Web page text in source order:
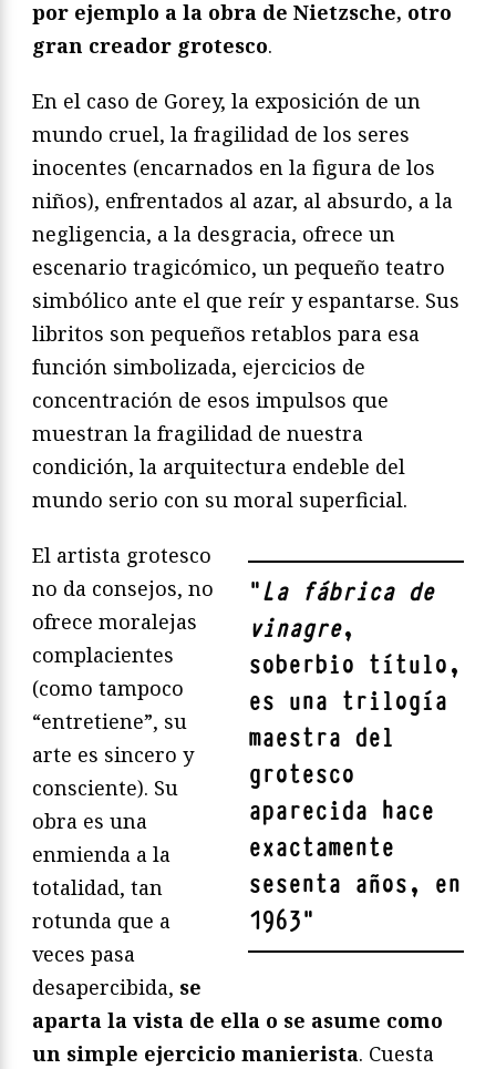
por ejemplo a la obra de Nietzsche, otro
gran creador grotesco.
En el caso de Gorey, la exposición de un
mundo cruel, la fragilidad de los seres
inocentes (encarnados en la figura de los
niños), enfrentados al azar, al absurdo, a la
negligencia, a la desgracia, ofrece un
escenario tragicómico, un pequeño teatro
simbólico ante el que reír y espantarse. Sus
libritos son pequeños retablos para esa
función simbolizada, ejercicios de
concentración de esos impulsos que
muestran la fragilidad de nuestra
condición, la arquitectura endeble del
mundo serio con su moral superficial.
"La fábrica de
vinagre,
soberbio título,
es una trilogía
maestra del
grotesco
aparecida hace
exactamente
sesenta años, en
1963"
El artista grotesco
no da consejos, no
ofrece moralejas
complacientes
(como tampoco
“entretiene”, su
arte es sincero y
consciente). Su
obra es una
enmienda a la
totalidad, tan
rotunda que a
veces pasa
desapercibida, se
aparta la vista de ella o se asume como
un simple ejercicio manierista. Cuesta